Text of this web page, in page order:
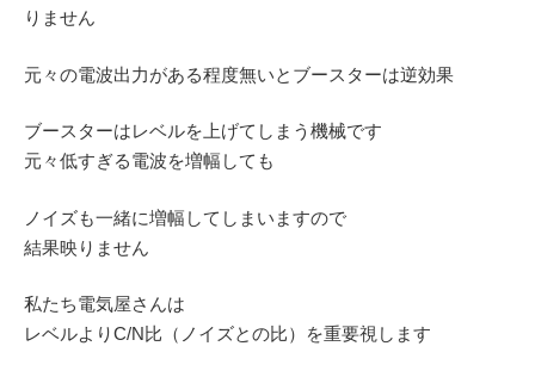
りません
元々の電波出力がある程度無いとブースターは逆効果
ブースターはレベルを上げてしまう機械です
元々低すぎる電波を増幅しても
ノイズも一緒に増幅してしまいますので
結果映りません
私たち電気屋さんは
レベルよりC/N比（ノイズとの比）を重要視します